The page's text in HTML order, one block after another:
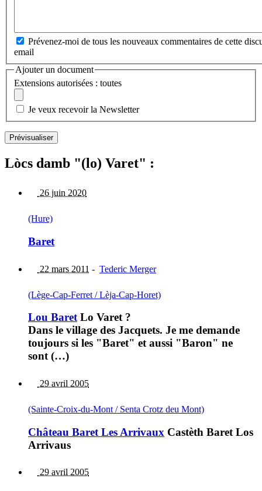
Prévenez-moi de tous les nouveaux commentaires de cette
email
Ajouter un document
Extensions autorisées : toutes
Je veux recevoir la Newsletter
Lòcs damb "(lo) Varet" :
26 juin 2020
(Hure)
Baret
22 mars 2011 - Tederic Merger
(Lège-Cap-Ferret / Lèja-Cap-Horet)
Lou BaretLo Varet ?
Dans le village des Jacquets. Je me demande
toujours si les "Baret" et aussi "Baron" ne
sont (…)
29 avril 2005
(Sainte-Croix-du-Mont / Senta Crotz deu Mont)
Château Baret Les Arrivaux Castèth Baret Los
Arrivaus
29 avril 2005